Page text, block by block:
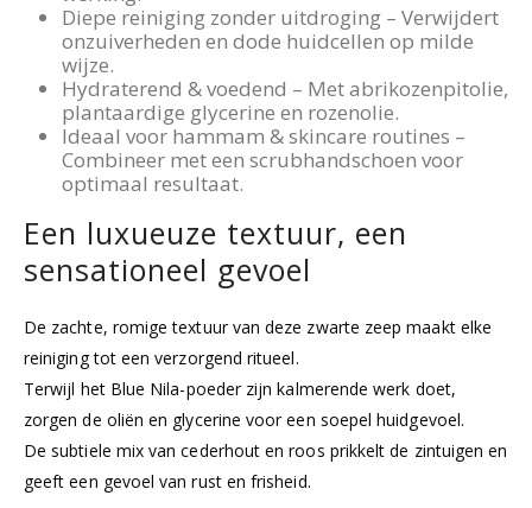
Diepe reiniging zonder uitdroging – Verwijdert
onzuiverheden en dode huidcellen op milde
wijze.
Hydraterend & voedend – Met abrikozenpitolie,
plantaardige glycerine en rozenolie.
Ideaal voor hammam & skincare routines –
Combineer met een scrubhandschoen voor
optimaal resultaat.
Een luxueuze textuur, een
sensationeel gevoel
De zachte, romige textuur van deze zwarte zeep maakt elke
reiniging tot een verzorgend ritueel.
Terwijl het Blue Nila-poeder zijn kalmerende werk doet,
zorgen de oliën en glycerine voor een soepel huidgevoel.
De subtiele mix van cederhout en roos prikkelt de zintuigen en
geeft een gevoel van rust en frisheid.